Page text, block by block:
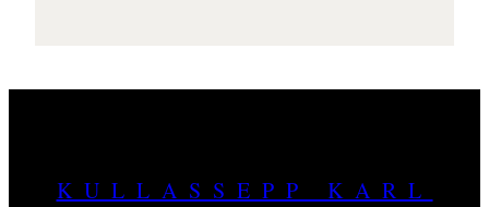
KULLASSEPP KARL